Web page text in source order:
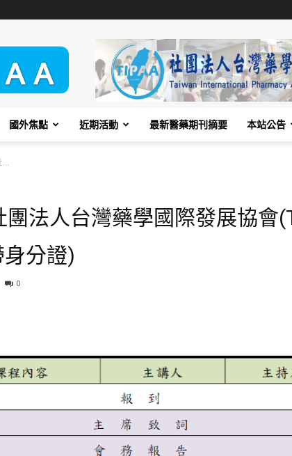
國外焦點 近期活動 最新醫藥期刊摘要 本站公告
法人台灣藥學國際發展協會
分證)
0